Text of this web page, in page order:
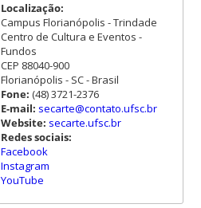
Localização:
Campus Florianópolis - Trindade
Centro de Cultura e Eventos -
Fundos
CEP 88040-900
Florianópolis - SC - Brasil
Fone: (48) 3721-2376
E-mail: secarte@contato.ufsc.br
Website: secarte.ufsc.br
Redes sociais:
Facebook
Instagram
YouTube